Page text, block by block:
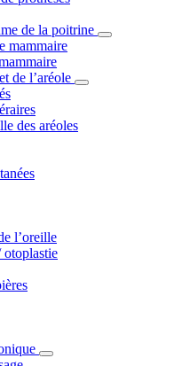
de la poitrine
mammaire
de l’aréole
des aréoles
l’oreille
otoplastie